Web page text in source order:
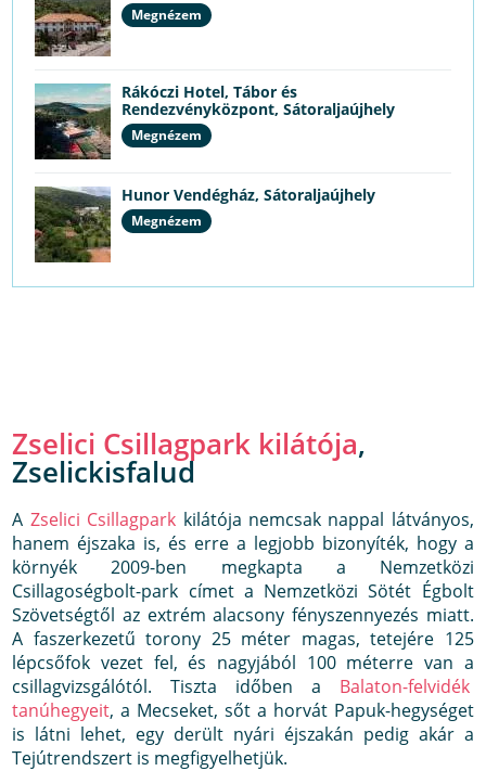
Megnézem
Rákóczi Hotel, Tábor és
Rendezvényközpont, Sátoraljaújhely
Megnézem
Hunor Vendégház, Sátoraljaújhely
Megnézem
Zselici Csillagpark kilátója,
Zselickisfalud
A Zselici Csillagpark kilátója nemcsak nappal látványos,
hanem éjszaka is, és erre a legjobb bizonyíték, hogy a
környék 2009-ben megkapta a Nemzetközi
Csillagoségbolt-park címet a Nemzetközi Sötét Égbolt
Szövetségtől az extrém alacsony fényszennyezés miatt.
A faszerkezetű torony 25 méter magas, tetejére 125
lépcsőfok vezet fel, és nagyjából 100 méterre van a
csillagvizsgálótól. Tiszta időben a Balaton-felvidék
tanúhegyeit, a Mecseket, sőt a horvát Papuk-hegységet
is látni lehet, egy derült nyári éjszakán pedig akár a
Tejútrendszert is megfigyelhetjük.